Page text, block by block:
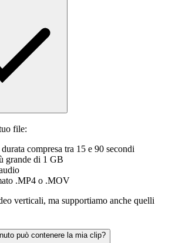
file:
compresa tra 15 e 90 secondi
grande di 1 GB
.MP4 o .MOV
verticali, ma supportiamo anche quelli
può contenere la mia clip?